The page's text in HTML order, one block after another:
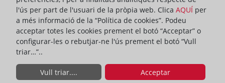
Avui, el degà Vicente García-Hinojal, el vicedegà Óscar Zorrilla
Blanco i la Delegada Provincial de Tarragona, Francisca
Hernández, han mantingut una reunió a la seu del Col·legi de
Registradors de Catalunya amb els gerents i responsables de
recaptació de l'ORGT de la Diputació de Barcelona, Xaloc de la
Diputació de Girona, Base de la Diputació de Tarragona i
l'ús per part de l'usuari de la pròpia web. Clica AQUÍ per
a més informació de la “Política de cookies”. Podeu
acceptar totes les cookies prement el botó “Acceptar” o
configurar-les o rebutjar-ne l'ús prement el botó “Vull
triar…”..
Vull triar.... Acceptar